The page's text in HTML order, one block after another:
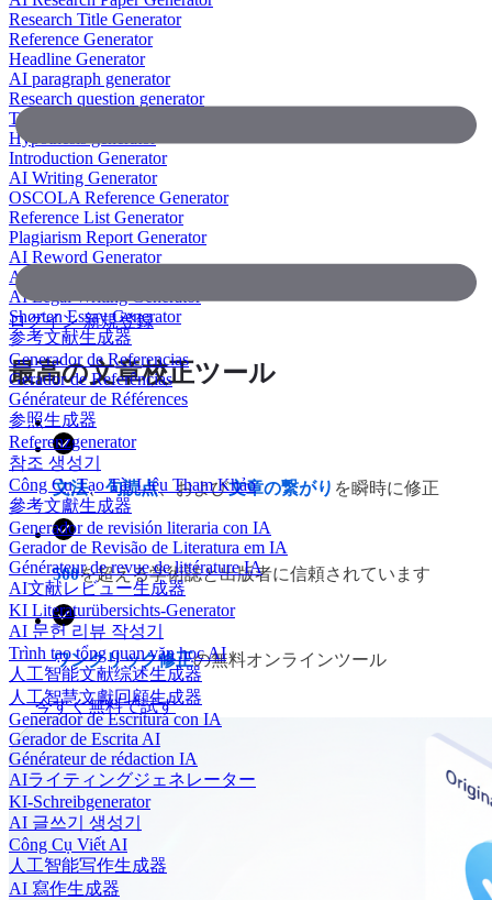
Research Title Generator
Reference Generator
Headline Generator
AI paragraph generator
Research question generator
Thesis paragraph generator
Hypothesis generator
Introduction Generator
AI Writing Generator
OSCOLA Reference Generator
Reference List Generator
Plagiarism Report Generator
AI Reword Generator
AI Bullet Point Generator
AI Legal Writing Generator
Shorten Essay Generator
参考文献生成器
Generador de Referencias
Gerador de Referências
Générateur de Références
参照生成器
Referenzgenerator
참조 생성기
Công Cụ Tạo Tài Liệu Tham Khảo
參考文獻生成器
Generador de revisión literaria con IA
Gerador de Revisão de Literatura em IA
Générateur de revue de littérature IA
AI文献レビュー生成器
KI Literaturübersichts-Generator
AI 문헌 리뷰 작성기
Trình tạo tổng quan văn học AI
人工智能文献综述生成器
人工智慧文獻回顧生成器
Generador de Escritura con IA
Gerador de Escrita AI
Générateur de rédaction IA
AIライティングジェネレーター
KI-Schreibgenerator
AI 글쓰기 생성기
Công Cụ Viết AI
人工智能写作生成器
AI 寫作生成器
ログイン新規登録
最高の文章校正ツール
文法、句読点、および文章の繋がり を瞬時に修正
500を超える学術誌と出版者に信頼されています
ワンクリック修正の無料オンラインツール
今すぐ無料で試す